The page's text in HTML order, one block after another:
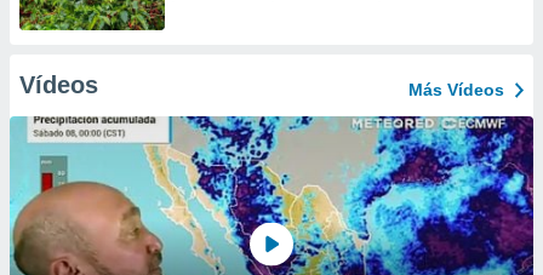
Vídeos Más Vídeos